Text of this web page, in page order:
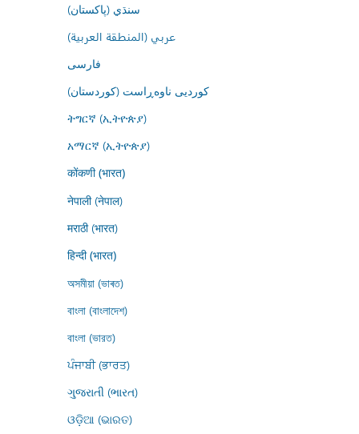
سنڌي (پاکستان)
عربي (المنطقة العربية)
فارسى
کوردیی ناوەڕاست (کوردستان)
ትግርኛ (ኢትዮጵያ)
አማርኛ (ኢትዮጵያ)
कोंकणी (भारत)
नेपाली (नेपाल)
मराठी (भारत)
हिन्दी (भारत)
অসমীয়া (ভাৰত)
বাংলা (বাংলাদেশ)
বাংলা (ভারত)
ਪੰਜਾਬੀ (ਭਾਰਤ)
ગુજરાતી (ભારત)
ଓଡ଼ିଆ (ଭାରତ)